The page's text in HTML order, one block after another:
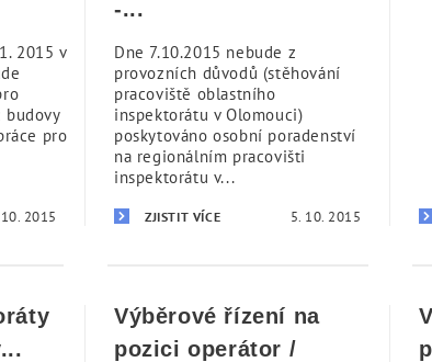
2015 v
budovy
pro
2015
-...
Dne 7.10.2015 nebude z
provozních důvodů (stěhování
pracoviště oblastního
inspektorátu v Olomouci)
poskytováno osobní poradenství
na regionálním pracovišti
inspektorátu v...
ZJISTIT VÍCE 5. 10. 2015
Výběrové řízení na
pozici operátor /